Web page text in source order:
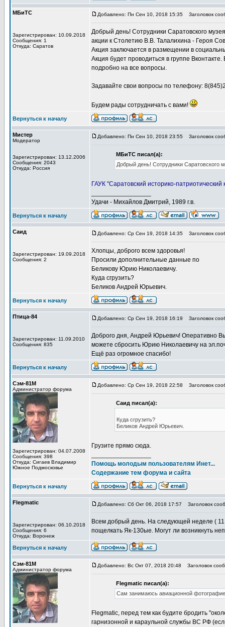
МБиТС
Зарегистрирован: 10.09.2018
Сообщения: 1
Откуда: Саратов
Добавлено: Пн Сен 10, 2018 15:35 Заголовок
Добрый день! Сотрудники Саратовского
акции к Столетию В.В. Талалихина - Героя
Акция заключается в размещении в
Акция будет проводиться в группе
подробно на все вопросы.
Задавайте свои вопросы по телефону:
Будем рады сотрудничать с вами!
Вернуться к началу
Мистер
Модератор
Зарегистрирован: 13.12.2006
Сообщения: 2043
Откуда: Россия
Добавлено: Пн Сен 10, 2018 23:55 Заголовок
МБиТС писал(а):
Добрый день! Сотрудники Саратовского
ГАУК "Саратовский историко-
Удачи - Михайлов Дмитрий, 1989 г.в.
Вернуться к началу
Саид
Зарегистрирован: 19.09.2018
Сообщения: 2
Добавлено: Ср Сен 19, 2018 14:35 Заголовок
Хлопцы, доброго всем здоровья!
Просили дополнительные данные по
Беликову Юрию Николаевичу.
Куда сгрузить?
Беликов Андрей Юрьевич.
Вернуться к началу
Птица-84
Зарегистрирован: 11.09.2010
Сообщения: 835
Добавлено: Ср Сен 19, 2018 16:19 Заголовок
Доброго дня, Андрей Юрьевич! Оперативно
можете сбросить Юрию Николаевичу на
Ещё раз огромное спасибо!
Вернуться к началу
Сэм-81М
Администратор форума
Зарегистрирован: 04.07.2008
Сообщения: 398
Откуда: Сигаев Владимир
Южное Подмосковье
Добавлено: Ср Сен 19, 2018 22:58 Заголовок
Саид писал(а):
Куда сгрузить?
Беликов Андрей Юрьевич.
Грузите прямо сюда.
Помощь молодым пользователям Инет...
Содержание тем форума и сайта
Вернуться к началу
Flegmatic
Зарегистрирован: 06.10.2018
Сообщения: 6
Откуда: Воронеж
Добавлено: Сб Окт 06, 2018 17:57 Заголовок
Всем добрый день. На следующей неделе ( 11
пощелкать Як-130ые. Могут ли возникнуть
Вернуться к началу
Сэм-81М
Администратор форума
Добавлено: Вс Окт 07, 2018 20:48 Заголовок
Flegmatic писал(а):
Сам занимаюсь авиационной
Flegmatic, перед тем как будите бродить
гарнизонной и караульной службы ВС РФ